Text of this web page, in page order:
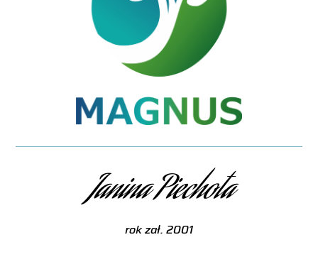
Janina Piechota
rok zał. 2001